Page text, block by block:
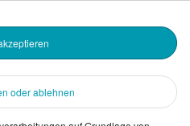
oder ablehnen